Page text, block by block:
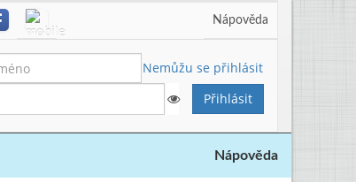
Nápověda
Nemůžu se přihlásit
Nápověda